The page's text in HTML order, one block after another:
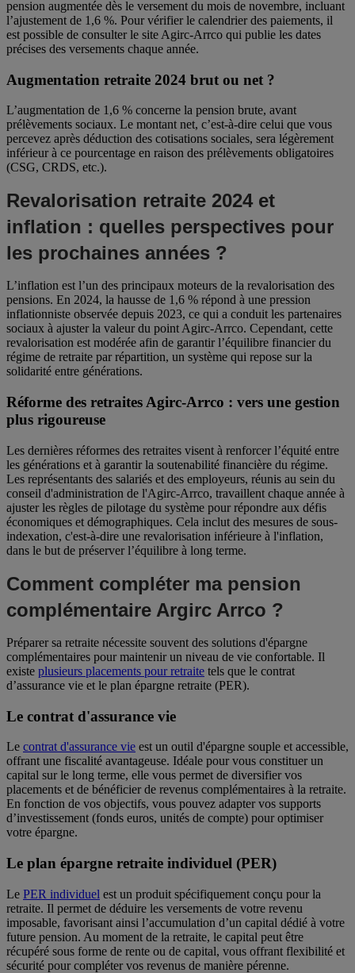
pension augmentée dès le versement du mois de novembre, incluant
l’ajustement de 1,6 %. Pour vérifier le calendrier des paiements, il
est possible de consulter le site Agirc-Arrco qui publie les dates
précises des versements chaque année.
Augmentation retraite 2024 brut ou net ?
L’augmentation de 1,6 % concerne la pension brute, avant
prélèvements sociaux. Le montant net, c’est-à-dire celui que vous
percevez après déduction des cotisations sociales, sera légèrement
inférieur à ce pourcentage en raison des prélèvements obligatoires
(CSG, CRDS, etc.).
Revalorisation retraite 2024 et
inflation : quelles perspectives pour
les prochaines années ?
L’inflation est l’un des principaux moteurs de la revalorisation des
pensions. En 2024, la hausse de 1,6 % répond à une pression
inflationniste observée depuis 2023, ce qui a conduit les partenaires
sociaux à ajuster la valeur du point Agirc-Arrco. Cependant, cette
revalorisation est modérée afin de garantir l’équilibre financier du
régime de retraite par répartition, un système qui repose sur la
solidarité entre générations.
Réforme des retraites Agirc-Arrco : vers une gestion
plus rigoureuse
Les dernières réformes des retraites visent à renforcer l’équité entre
les générations et à garantir la soutenabilité financière du régime.
Les représentants des salariés et des employeurs, réunis au sein du
conseil d'administration de l'Agirc-Arrco, travaillent chaque année à
ajuster les règles de pilotage du système pour répondre aux défis
économiques et démographiques. Cela inclut des mesures de sous-
indexation, c'est-à-dire une revalorisation inférieure à l'inflation,
dans le but de préserver l’équilibre à long terme.
Comment compléter ma pension
complémentaire Argirc Arrco ?
Préparer sa retraite nécessite souvent des solutions d'épargne
complémentaires pour maintenir un niveau de vie confortable. Il
existe plusieurs placements pour retraite tels que le contrat
d’assurance vie et le plan épargne retraite (PER).
Le contrat d'assurance vie
Le contrat d'assurance vie est un outil d'épargne souple et accessible,
offrant une fiscalité avantageuse. Idéale pour vous constituer un
capital sur le long terme, elle vous permet de diversifier vos
placements et de bénéficier de revenus complémentaires à la retraite.
En fonction de vos objectifs, vous pouvez adapter vos supports
d’investissement (fonds euros, unités de compte) pour optimiser
votre épargne.
Le plan épargne retraite individuel (PER)
Le PER individuel est un produit spécifiquement conçu pour la
retraite. Il permet de déduire les versements de votre revenu
imposable, favorisant ainsi l’accumulation d’un capital dédié à votre
future pension. Au moment de la retraite, le capital peut être
récupéré sous forme de rente ou de capital, vous offrant flexibilité et
sécurité pour compléter vos revenus de manière pérenne.